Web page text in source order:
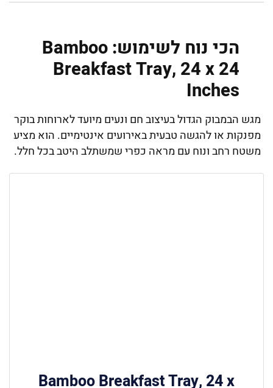
הכי נוח לשימוש: Bamboo
Breakfast Tray, 24 x 24
Inches
מגש הבמבוק הגדול בעיצוב חם ונעים מיועד לארוחות בוקר
מפנקות או להגשה טבעית באירועים אינטימיים. הוא מציע
משטח רחב ונוח עם מראה כפרי שמשתלב היטב בכל חלל.
Bamboo Breakfast Tray, 24 x